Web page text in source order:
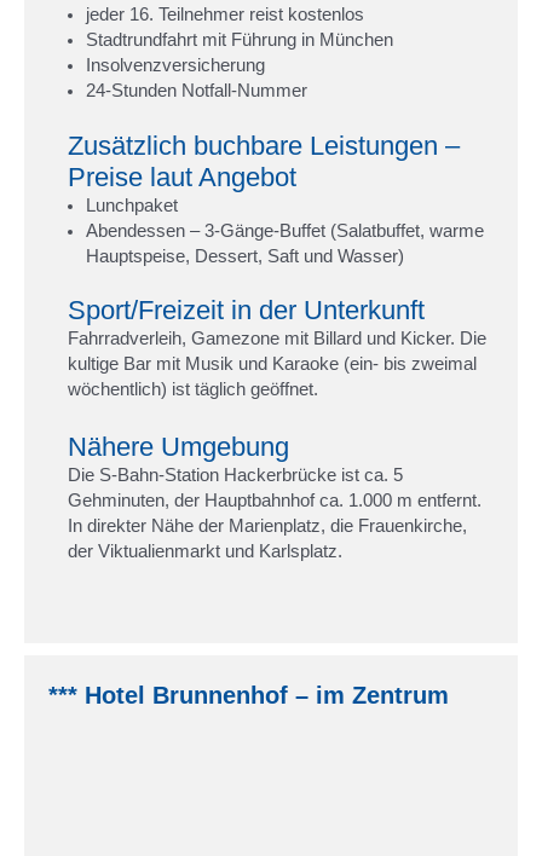
jeder 16. Teilnehmer reist kostenlos
Stadtrundfahrt mit Führung in München
Insolvenzversicherung
24-Stunden Notfall-Nummer
Zusätzlich buchbare Leistungen –
Preise laut Angebot
Lunchpaket
Abendessen – 3-Gänge-Buffet (Salatbuffet, warme
Hauptspeise, Dessert, Saft und Wasser)
Sport/Freizeit in der Unterkunft
Fahrradverleih, Gamezone mit Billard und Kicker. Die
kultige Bar mit Musik und Karaoke (ein- bis zweimal
wöchentlich) ist täglich geöffnet.
Nähere Umgebung
Die S-Bahn-Station Hackerbrücke ist ca. 5
Gehminuten, der Hauptbahnhof ca. 1.000 m entfernt.
In direkter Nähe der Marienplatz, die Frauenkirche,
der Viktualienmarkt und Karlsplatz.
*** Hotel Brunnenhof – im Zentrum